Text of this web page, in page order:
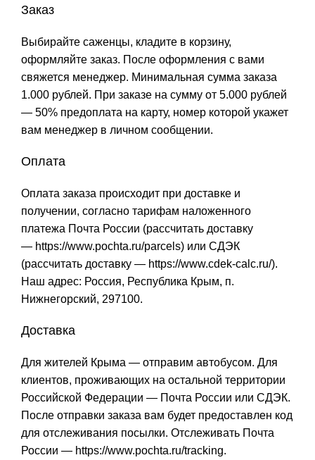
Заказ
Выбирайте саженцы, кладите в корзину,
оформляйте заказ. После оформления с вами
свяжется менеджер. Минимальная сумма заказа
1.000 рублей. При заказе на сумму от 5.000 рублей
— 50% предоплата на карту, номер которой укажет
вам менеджер в личном сообщении.
Оплата
Оплата заказа происходит при доставке и
получении, согласно тарифам наложенного
платежа Почта России (рассчитать доставку
— https://www.pochta.ru/parcels) или СДЭК
(рассчитать доставку — https://www.cdek-calc.ru/).
Наш адрес: Россия, Республика Крым, п.
Нижнегорский, 297100.
Доставка
Для жителей Крыма — отправим автобусом. Для
клиентов, проживающих на остальной территории
Российской Федерации — Почта России или СДЭК.
После отправки заказа вам будет предоставлен код
для отслеживания посылки. Отслеживать Почта
России — https://www.pochta.ru/tracking.